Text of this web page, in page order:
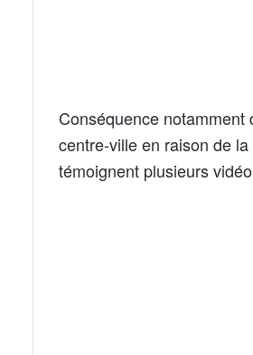
Conséquence
centre-ville en raison de
témoignent plusieurs